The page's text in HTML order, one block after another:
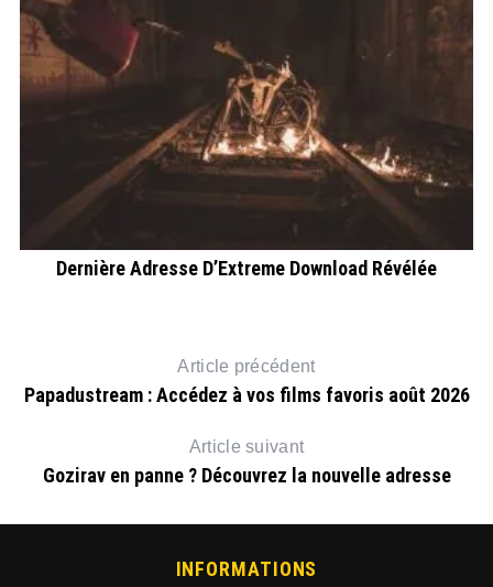
Dernière Adresse D’Extreme Download Révélée
Article précédent
Papadustream : Accédez à vos films favoris août 2026
Article suivant
Gozirav en panne ? Découvrez la nouvelle adresse
INFORMATIONS